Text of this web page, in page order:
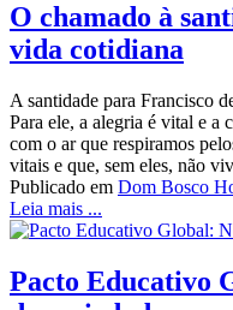
O chamado à
vida cotidiana
A santidade para Francisco
Para ele, a alegria é vital e a
com o ar que respiramos
vitais e que, sem eles, não
Publicado em Dom Bosco
Leia mais ...
Pacto Educativo